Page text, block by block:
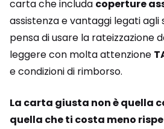
carta che includa coperture
assistenza e vantaggi legati agli
pensa di usare la rateizzazione
leggere con molta attenzione
e condizioni di rimborso.
La carta giusta non è quella
quella che ti costa meno